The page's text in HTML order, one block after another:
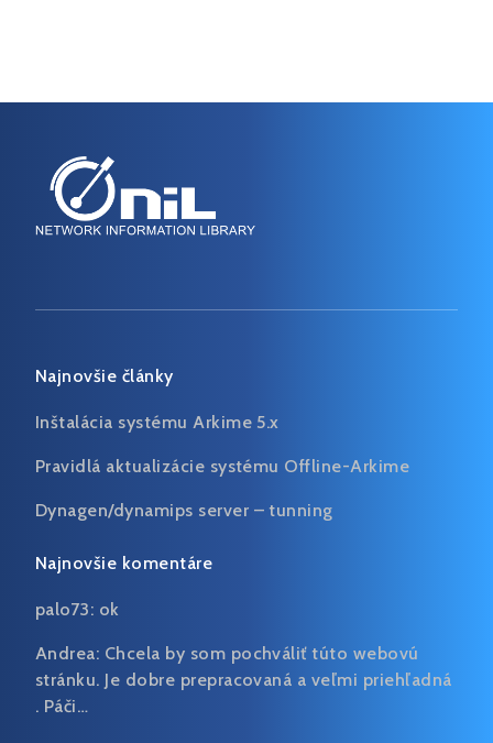
Najnovšie články
Inštalácia systému Arkime 5.x
Pravidlá aktualizácie systému Offline-Arkime
Dynagen/dynamips server – tunning
Najnovšie komentáre
palo73: ok
Andrea: Chcela by som pochváliť túto webovú
stránku. Je dobre prepracovaná a veľmi priehľadná
. Páči…